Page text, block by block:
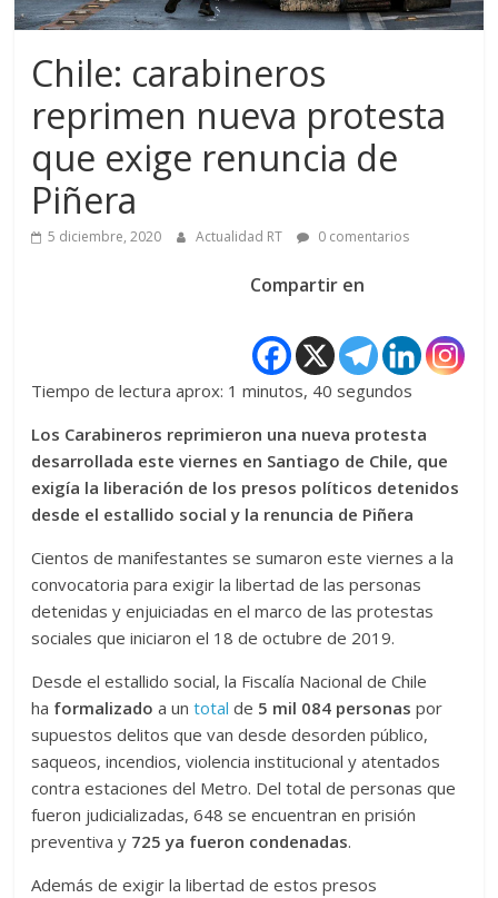
Chile: carabineros
reprimen nueva protesta
que exige renuncia de
Piñera
5 diciembre, 2020 Actualidad RT 0 comentarios
Compartir en
Tiempo de lectura aprox: 1 minutos, 40 segundos
Los Carabineros reprimieron una nueva protesta
desarrollada este viernes en Santiago de Chile, que
exigía la liberación de los presos políticos detenidos
desde el estallido social y la renuncia de Piñera
Cientos de manifestantes se sumaron este viernes a la
convocatoria para exigir la libertad de las personas
detenidas y enjuiciadas en el marco de las protestas
sociales que iniciaron el 18 de octubre de 2019.
Desde el estallido social, la Fiscalía Nacional de Chile
ha formalizado a untotal de 5 mil 084 personas por
supuestos delitos que van desde desorden público,
saqueos, incendios, violencia institucional y atentados
contra estaciones del Metro. Del total de personas que
fueron judicializadas, 648 se encuentran en prisión
preventiva y 725 ya fueron condenadas.
Además de exigir la libertad de estos presos